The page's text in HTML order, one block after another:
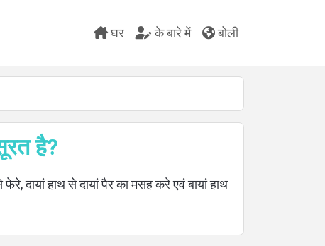
घर के बारे में बोली
है?
दायां हाथ से दायां पैर का मसह करे एवं बायां हाथ